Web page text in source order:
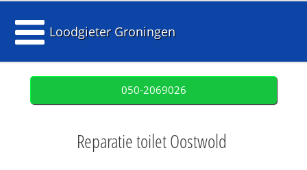
Loodgieter Groningen
050-2069026
Reparatie toilet Oostwold